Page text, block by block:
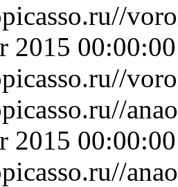
2015
2015